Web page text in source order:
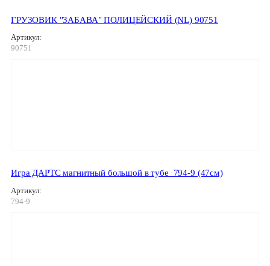
ГРУЗОВИК "ЗАБАВА" ПОЛИЦЕЙСКИЙ (NL) 90751
Артикул:
90751
Игра ДАРТС магнитный большой в тубе_794-9 (47см)
Артикул:
794-9